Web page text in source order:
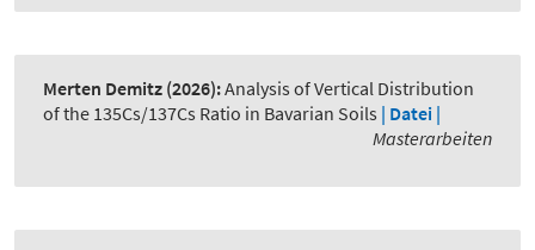
Merten Demitz (2026):Analysis of Vertical Distribution
of the 135Cs/137Cs Ratio in Bavarian Soils | Datei |
Masterarbeiten